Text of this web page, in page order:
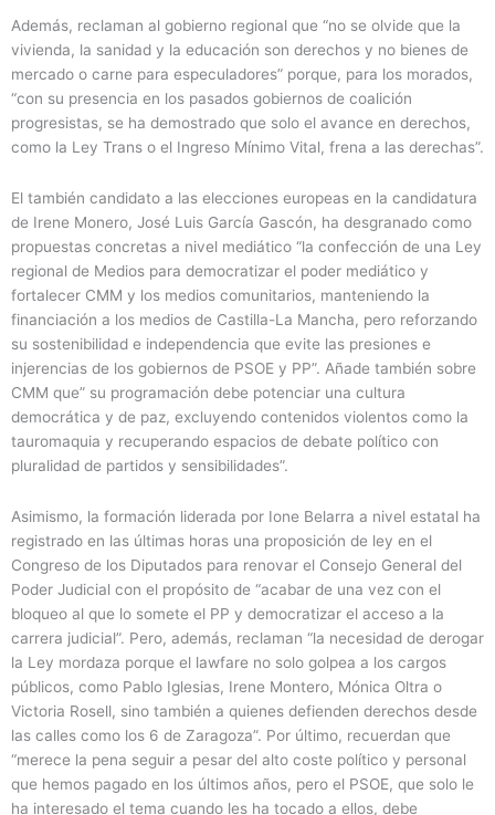
Además, reclaman al gobierno regional que “no se olvide que la
vivienda, la sanidad y la educación son derechos y no bienes de
mercado o carne para especuladores” porque, para los morados,
“con su presencia en los pasados gobiernos de coalición
progresistas, se ha demostrado que solo el avance en derechos,
como la Ley Trans o el Ingreso Mínimo Vital, frena a las derechas”.
El también candidato a las elecciones europeas en la candidatura
de Irene Monero, José Luis García Gascón, ha desgranado como
propuestas concretas a nivel mediático “la confección de una Ley
regional de Medios para democratizar el poder mediático y
fortalecer CMM y los medios comunitarios, manteniendo la
financiación a los medios de Castilla-La Mancha, pero reforzando
su sostenibilidad e independencia que evite las presiones e
injerencias de los gobiernos de PSOE y PP”. Añade también sobre
CMM que” su programación debe potenciar una cultura
democrática y de paz, excluyendo contenidos violentos como la
tauromaquia y recuperando espacios de debate político con
pluralidad de partidos y sensibilidades”.
Asimismo, la formación liderada por Ione Belarra a nivel estatal ha
registrado en las últimas horas una proposición de ley en el
Congreso de los Diputados para renovar el Consejo General del
Poder Judicial con el propósito de “acabar de una vez con el
bloqueo al que lo somete el PP y democratizar el acceso a la
carrera judicial”. Pero, además, reclaman “la necesidad de derogar
la Ley mordaza porque el lawfare no solo golpea a los cargos
públicos, como Pablo Iglesias, Irene Montero, Mónica Oltra o
Victoria Rosell, sino también a quienes defienden derechos desde
las calles como los 6 de Zaragoza”. Por último, recuerdan que
“merece la pena seguir a pesar del alto coste político y personal
que hemos pagado en los últimos años, pero el PSOE, que solo le
ha interesado el tema cuando les ha tocado a ellos, debe